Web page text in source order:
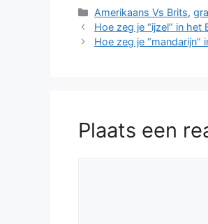
Categorieën
Amerikaans Vs Brits,
Hoe zeg je “ijzel” in het
Hoe zeg je “mandarijn”
Plaats een